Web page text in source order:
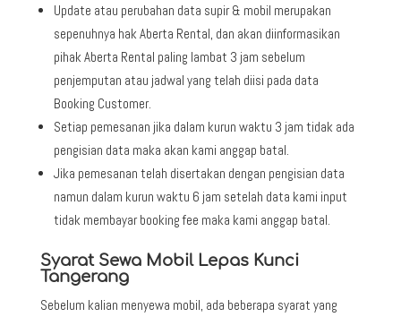
Update atau perubahan data supir & mobil merupakan
sepenuhnya hak Aberta Rental, dan akan diinformasikan
pihak Aberta Rental paling lambat 3 jam sebelum
penjemputan atau jadwal yang telah diisi pada data
Booking Customer.
Setiap pemesanan jika dalam kurun waktu 3 jam tidak ada
pengisian data maka akan kami anggap batal.
Jika pemesanan telah disertakan dengan pengisian data
namun dalam kurun waktu 6 jam setelah data kami input
tidak membayar booking fee maka kami anggap batal.
Syarat Sewa Mobil Lepas Kunci
Tangerang
Sebelum kalian menyewa mobil, ada beberapa syarat yang